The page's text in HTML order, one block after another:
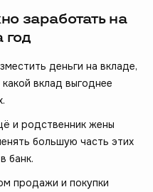
заработать на
год
деньги на вкладе,
вклад выгоднее
и родственник жены
большую часть этих
банк.
продажи и покупки